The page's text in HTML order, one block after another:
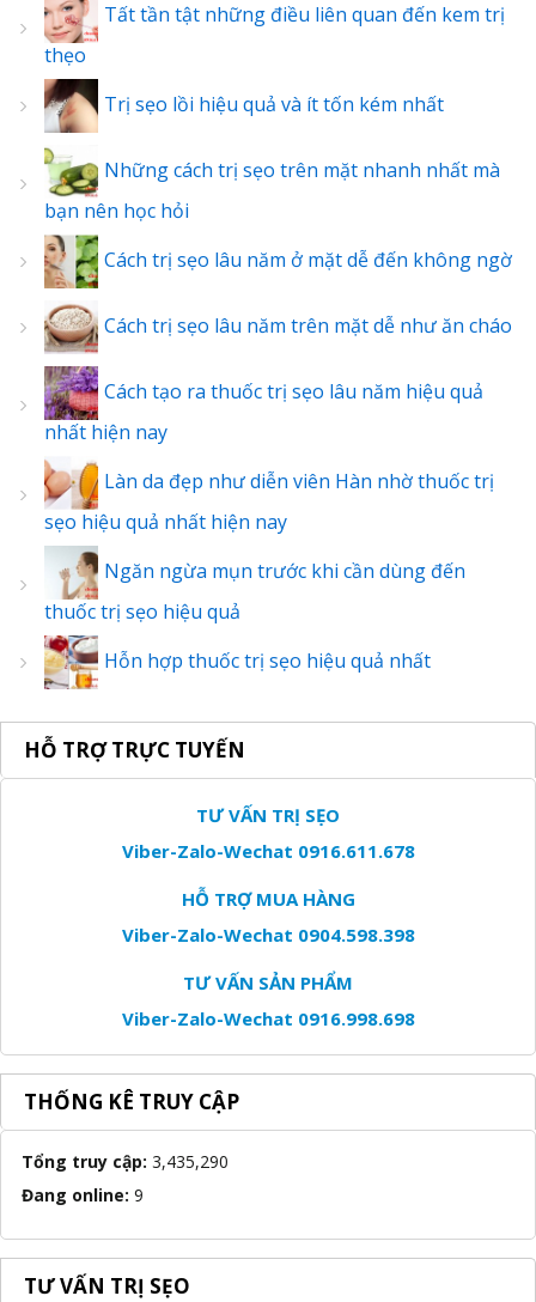
Tất tần tật những điều liên quan đến kem trị
thẹo
Trị sẹo lồi hiệu quả và ít tốn kém nhất
Những cách trị sẹo trên mặt nhanh nhất mà
bạn nên học hỏi
Cách trị sẹo lâu năm ở mặt dễ đến không ngờ
Cách trị sẹo lâu năm trên mặt dễ như ăn cháo
Cách tạo ra thuốc trị sẹo lâu năm hiệu quả
nhất hiện nay
Làn da đẹp như diễn viên Hàn nhờ thuốc trị
sẹo hiệu quả nhất hiện nay
Ngăn ngừa mụn trước khi cần dùng đến
thuốc trị sẹo hiệu quả
Hỗn hợp thuốc trị sẹo hiệu quả nhất
HỖ TRỢ TRỰC TUYẾN
TƯ VẤN TRỊ SẸO
Viber-Zalo-Wechat 0916.611.678
HỖ TRỢ MUA HÀNG
Viber-Zalo-Wechat 0904.598.398
TƯ VẤN SẢN PHẨM
Viber-Zalo-Wechat 0916.998.698
THỐNG KÊ TRUY CẬP
Tổng truy cập: 3,435,290
Đang online: 9
TƯ VẤN TRỊ SẸO